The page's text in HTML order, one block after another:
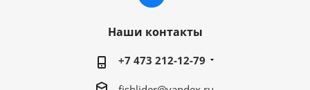
Наши контакты
+7 473 212-12-79